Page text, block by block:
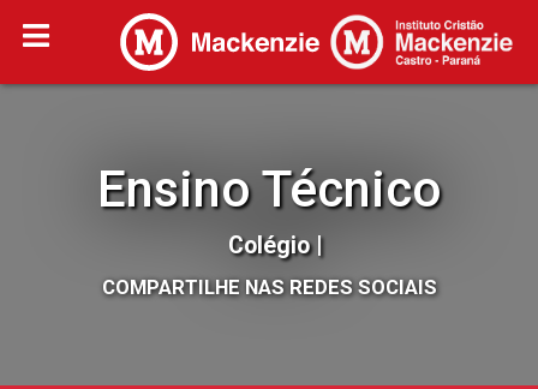
Ensino Técnico
Colégio |
COMPARTILHE NAS REDES SOCIAIS